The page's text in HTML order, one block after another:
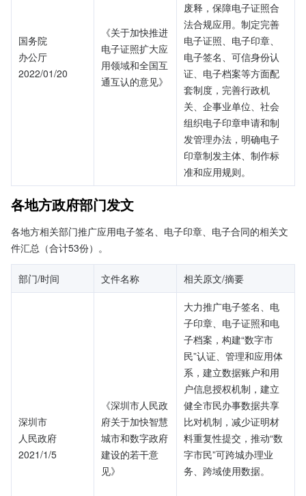
国务院
办公厅
2022/01/20
《关于加快推进
电子证照扩大应
用领域和全国互
通互认的意见》
废释，保障电子证照合
法合规应用。制定完善
电子证照、电子印章、
电子签名、可信身份认
证、电子档案等方面配
套制度，完善行政机
关、企事业单位、社会
组织电子印章申请和制
发管理办法，明确电子
印章制发主体、制作标
准和应用规则。
各地方政府部门发文
各地方相关部门推广应用电子签名、电子印章、电子合同的相关文
件汇总（合计53份）。
部门/时间 文件名称 相关原文/摘要
深圳市
人民政府
2021/1/5
《深圳市人民政
府关于加快智慧
城市和数字政府
建设的若干意
见》
大力推广电子签名、电
子印章、电子证照和电
子档案，构建“数字市
民”认证、管理和应用体
系，建立数据账户和用
户信息授权机制，建立
健全市民办事数据共享
比对机制，减少证明材
料重复性提交，推动“数
字市民”可跨城办理业
务、跨域使用数据。